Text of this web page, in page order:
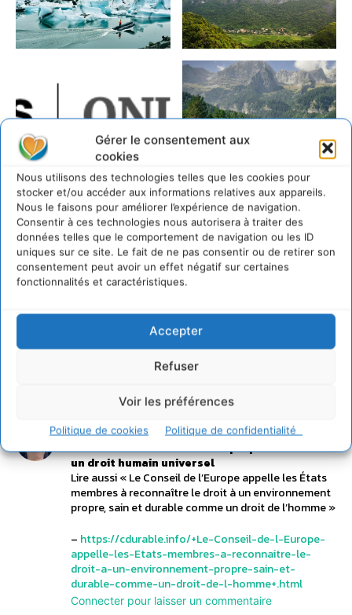
Gérer le consentement aux
cookies
Nous utilisons des technologies telles que les cookies pour
stocker et/ou accéder aux informations relatives aux appareils.
Nous le faisons pour améliorer l’expérience de navigation.
Consentir à ces technologies nous autorisera à traiter des
données telles que le comportement de navigation ou les ID
uniques sur ce site. Le fait de ne pas consentir ou de retirer son
consentement peut avoir un effet négatif sur certaines
fonctionnalités et caractéristiques.
Accepter
Refuser
Voir les préférences
Politique de cookies Politique de confidentialité
https://cdurable.info/+Le-droit-a-un-environnement-
ONU+.html
1 COMMENTAIRE
Cyrille Souche 27 septembre 2022 à 16h31
L’accès à un environnement propre et sain est
un droit humain universel
Lire aussi « Le Conseil de l’Europe appelle les États
membres à reconnaître le droit à un environnement
propre, sain et durable comme un droit de l’homme »
– https://cdurable.info/+Le-Conseil-de-l-Europe-
appelle-les-Etats-membres-a-reconnaitre-le-
droit-a-un-environnement-propre-sain-et-
durable-comme-un-droit-de-l-homme+.html
Connecter pour laisser un commentaire